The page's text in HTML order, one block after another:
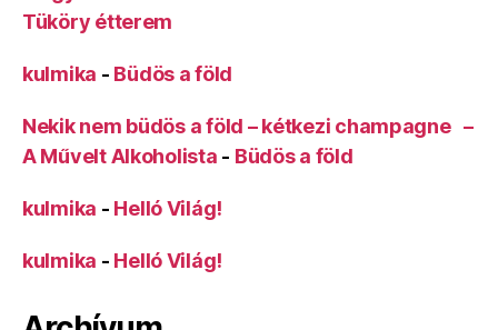
Tüköry étterem
kulmika - Büdös a föld
Nekik nem büdös a föld – kétkezi champagne –
A Művelt Alkoholista - Büdös a föld
kulmika - Helló Világ!
kulmika - Helló Világ!